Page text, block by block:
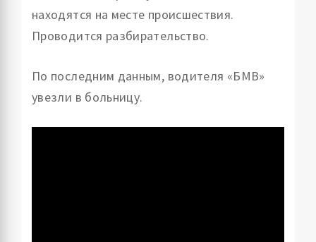
находятся на месте происшествия.
Проводится разбирательство.
По последним данным, водителя «БМВ»
увезли в больницу.